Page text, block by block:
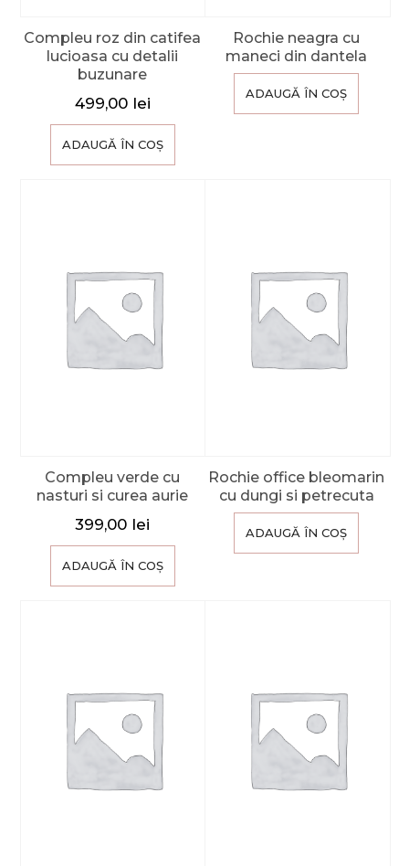
Compleu roz din catifea
lucioasa cu detalii
buzunare
499,00 lei
ADAUGĂ ÎN COȘ
Rochie neagra cu
maneci din dantela
ADAUGĂ ÎN COȘ
Compleu verde cu
nasturi si curea aurie
399,00 lei
ADAUGĂ ÎN COȘ
Rochie office bleomarin
cu dungi si petrecuta
ADAUGĂ ÎN COȘ